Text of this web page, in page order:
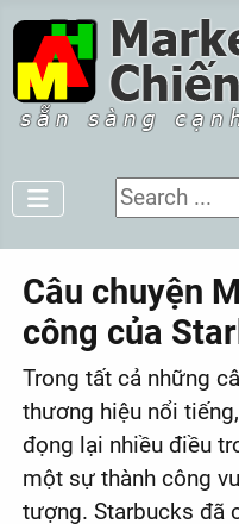
Search ...
Câu chuyện
công của
Trong tất cả những
thương hiệu nổi
đọng lại nhiều điều
một sự thành công
tượng. Starbucks đã